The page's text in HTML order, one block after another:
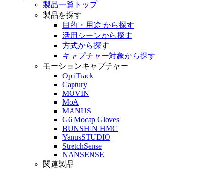
製品一覧トップ
製品を探す
目的・用途 から探す
活用シーンから探す
方式から探す
キャプチャー対象から探す
モーションキャプチャー
OptiTrack
Captury
MOVIN
MoA
MANUS
G6 Mocap Gloves
BUNSHIN HMC
YanusSTUDIO
StretchSense
NANSENSE
関連製品